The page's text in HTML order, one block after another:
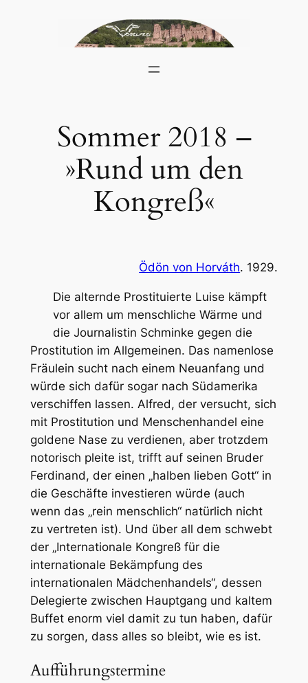
Sommer 2018 –
»Rund um den
Kongreß«
Ödön von Horváth. 1929.
Die alternde Prostituierte Luise kämpft
vor allem um menschliche Wärme und
die Journalistin Schminke gegen die
Prostitution im Allgemeinen. Das namenlose
Fräulein sucht nach einem Neuanfang und
würde sich dafür sogar nach Südamerika
verschiffen lassen. Alfred, der versucht, sich
mit Prostitution und Menschenhandel eine
goldene Nase zu verdienen, aber trotzdem
notorisch pleite ist, trifft auf seinen Bruder
Ferdinand, der einen „halben lieben Gott“ in
die Geschäfte investieren würde (auch
wenn das „rein menschlich“ natürlich nicht
zu vertreten ist). Und über all dem schwebt
der „Internationale Kongreß für die
internationale Bekämpfung des
internationalen Mädchenhandels“, dessen
Delegierte zwischen Hauptgang und kaltem
Buffet enorm viel damit zu tun haben, dafür
zu sorgen, dass alles so bleibt, wie es ist.
Aufführungstermine